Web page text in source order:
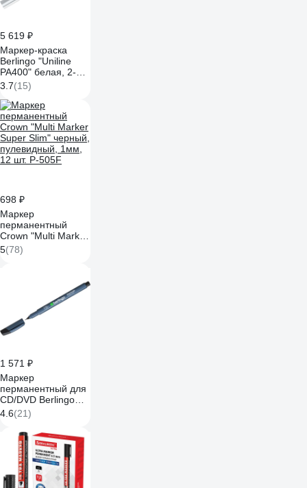
5 619 ₽
Маркер-краска
Berlingo "Uniline
PA400" белая, 2-
4мм, нитро-основа,
12 шт. BMk_02100
3.7(15)
698 ₽
Маркер
перманентный
Crown "Multi Marker
Super Slim" черный,
пулевидный, 1мм,
5(78)
1 571 ₽
Маркер
перманентный для
CD/DVD Berlingo
"Multiline PE50",
черный, 0,5мм, 12
шт. PM6434
4.6(21)